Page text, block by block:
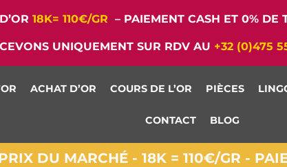
18K= 110€/GR – PAIEMENT CASH ET 0% DE
UNIQUEMENT SUR RDV AU +32 (0)475
ACHAT D’OR COURS DE L’OR PIÈCES
CONTACT BLOG
DU MARCHÉ - 18K = 110€/GR -